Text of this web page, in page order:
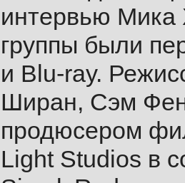
интервью Мика
группы были
и Blu-ray.
Ширан, Сэм
продюсером
Light Studios в